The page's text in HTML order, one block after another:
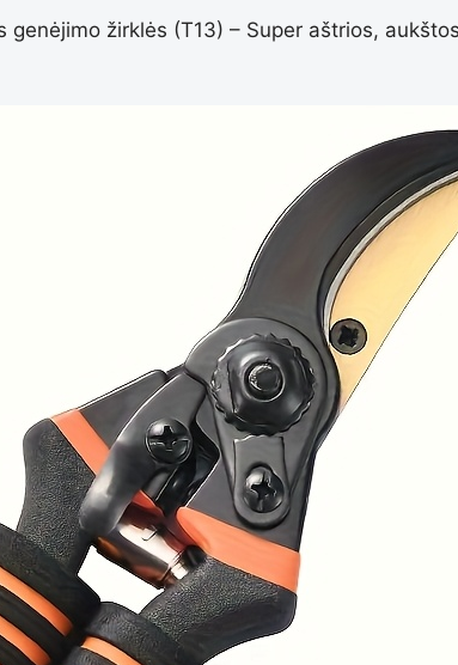
genėjimo žirklės (T13) – Super aštrios,